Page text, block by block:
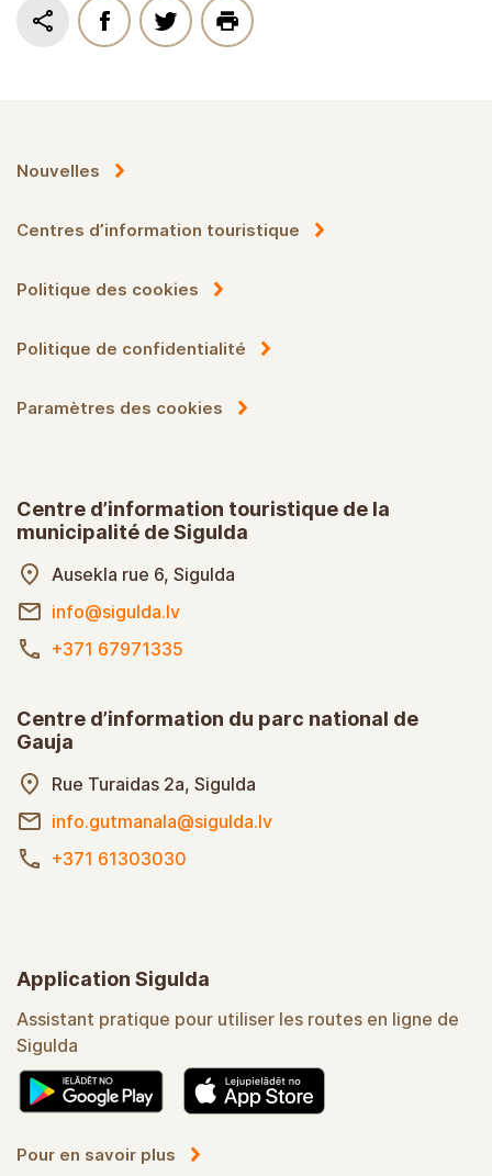
Nouvelles
Centres d’information touristique
Politique des cookies
Politique de confidentialité
Paramètres des cookies
Centre d’information touristique de la
municipalité de Sigulda
Ausekla rue 6, Sigulda
info@sigulda.lv
+371 67971335
Centre d’information du parc national de
Gauja
Rue Turaidas 2a, Sigulda
info.gutmanala@sigulda.lv
+371 61303030
Application Sigulda
Assistant pratique pour utiliser les routes en ligne de
Sigulda
Pour en savoir plus